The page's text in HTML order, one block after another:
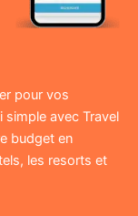
pour vos
simple avec Travel
budget en
les resorts et